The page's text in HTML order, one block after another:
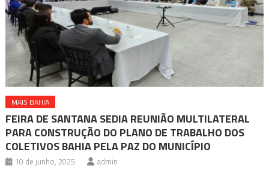
MAIS BAHIA
FEIRA DE SANTANA SEDIA REUNIÃO MULTILATERAL
PARA CONSTRUÇÃO DO PLANO DE TRABALHO DOS
COLETIVOS BAHIA PELA PAZ DO MUNICÍPIO
10 de junho, 2025 admin